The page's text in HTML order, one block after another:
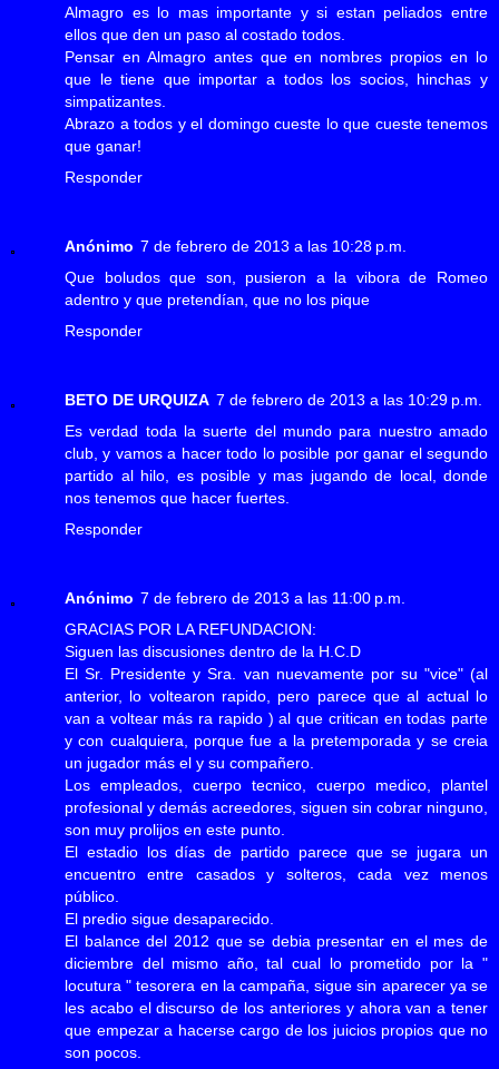
Almagro es lo mas importante y si estan peliados entre
ellos que den un paso al costado todos.
Pensar en Almagro antes que en nombres propios en lo
que le tiene que importar a todos los socios, hinchas y
simpatizantes.
Abrazo a todos y el domingo cueste lo que cueste tenemos
que ganar!
Responder
Anónimo 7 de febrero de 2013 a las 10:28 p.m.
Que boludos que son, pusieron a la vibora de Romeo
adentro y que pretendían, que no los pique
Responder
BETO DE URQUIZA 7 de febrero de 2013 a las 10:29 p.m.
Es verdad toda la suerte del mundo para nuestro amado
club, y vamos a hacer todo lo posible por ganar el segundo
partido al hilo, es posible y mas jugando de local, donde
nos tenemos que hacer fuertes.
Responder
Anónimo 7 de febrero de 2013 a las 11:00 p.m.
GRACIAS POR LA REFUNDACION:
Siguen las discusiones dentro de la H.C.D
El Sr. Presidente y Sra. van nuevamente por su "vice" (al
anterior, lo voltearon rapido, pero parece que al actual lo
van a voltear más ra rapido ) al que critican en todas parte
y con cualquiera, porque fue a la pretemporada y se creia
un jugador más el y su compañero.
Los empleados, cuerpo tecnico, cuerpo medico, plantel
profesional y demás acreedores, siguen sin cobrar ninguno,
son muy prolijos en este punto.
El estadio los días de partido parece que se jugara un
encuentro entre casados y solteros, cada vez menos
público.
El predio sigue desaparecido.
El balance del 2012 que se debia presentar en el mes de
diciembre del mismo año, tal cual lo prometido por la "
locutura " tesorera en la campaña, sigue sin aparecer ya se
les acabo el discurso de los anteriores y ahora van a tener
que empezar a hacerse cargo de los juicios propios que no
son pocos.